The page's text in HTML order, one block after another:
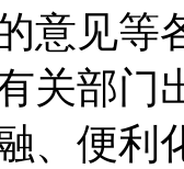
意见等
关部门
、便利